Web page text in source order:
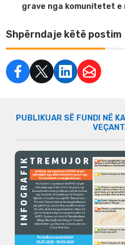
grave nga komunitetet e
Shpërndaje këtë postim
PUBLIKUAR SË FUNDI NË